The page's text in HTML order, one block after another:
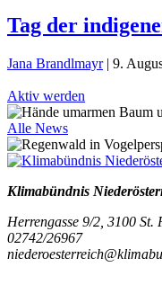
Tag der
Jana Brandlmayr | 9.
Aktiv werden
Alle News
Klimabündnis
Herrengasse 9/2, 3100 St.
02742/26967